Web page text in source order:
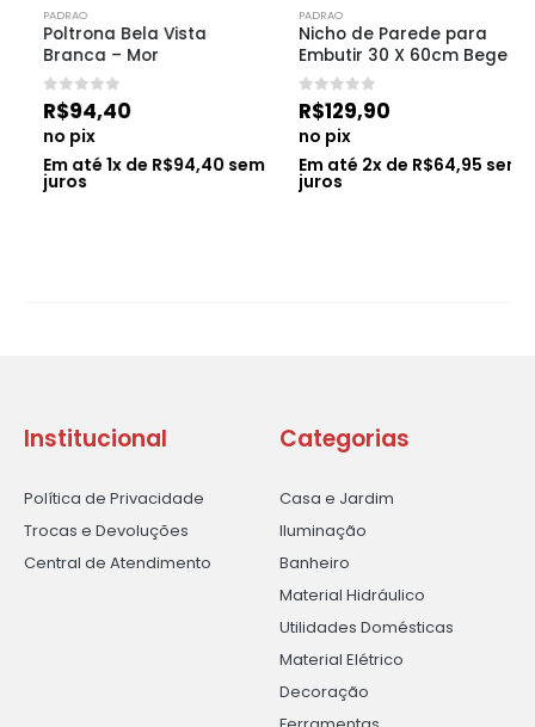
PADRAO
Poltrona Bela Vista
Branca – Mor
de 5
R$94,40
no pix
Em até1x deR$94,40sem
juros
PADRAO
Nicho de Parede para
Embutir 30 X 60cm Bege
de 5
R$129,90
no pix
Em até2x deR$64,95sem
juros
Institucional
Política de Privacidade
Trocas e Devoluções
Central de Atendimento
Categorias
Casa e Jardim
Iluminação
Banheiro
Material Hidráulico
Utilidades Domésticas
Material Elétrico
Decoração
Ferramentas